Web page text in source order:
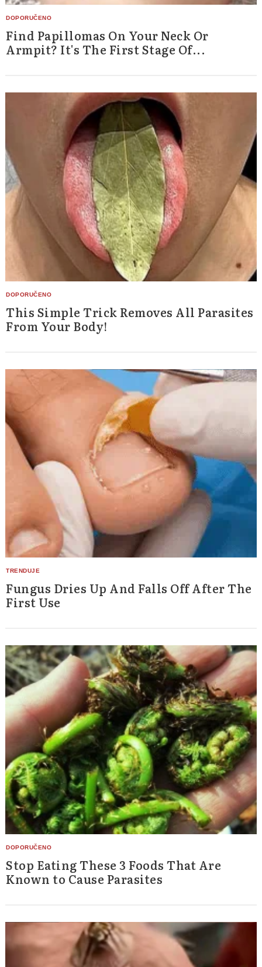
Find Papillomas On Your Neck Or
Armpit? It's The First Stage Of...
This Simple Trick Removes All Parasites
From Your Body!
Fungus Dries Up And Falls Off After The
First Use
Stop Eating These 3 Foods That Are
Known to Cause Parasites
Search